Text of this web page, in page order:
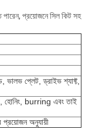
পারেন, প্রয়োজনে সিল কিট সহ
ভালভ প্লেট, ড্রাইভ শ্যাফ্ট,
হোনিং, burring এবং তাই
প্রয়োজন অনুযায়ী